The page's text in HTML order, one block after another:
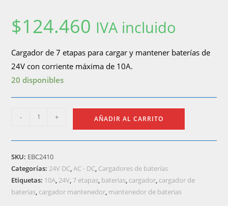
$124.460 IVA incluido
Cargador de 7 etapas para cargar y mantener baterías de
24V con corriente máxima de 10A.
20 disponibles
EBC2410
mantenedor
batería
de
7
- + AÑADIR AL CARRITO
SKU: EBC2410
Categorías:24V DC,AC - DC, Cargadores de baterías
Etiquetas: 10A,24V,7 etapas, baterias, cargador, cargador de
baterias, cargador mantenedor, mantenedor de baterias